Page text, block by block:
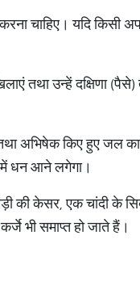
करना चाहिए। यदि
तथा उन्हें दक्षिणा
अभिषेक किए हुए जल
धन आने लगेगा।
की केसर, एक चांदी के
भी समाप्त हो जाते हैं।